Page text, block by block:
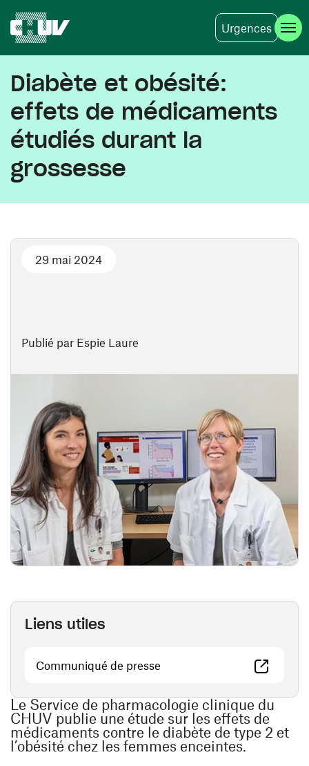
Urgences
Diabète et obésité:
effets de médicaments
étudiés durant la
grossesse
Publié par Espie Laure
29 mai 2024
Liens utiles
Communiqué de presse (ouvre une nouvelle fenêtre)
Le Service de pharmacologie clinique du
CHUV publie une étude sur les effets de
médicaments contre le diabète de type 2 et
l’obésité chez les femmes enceintes.